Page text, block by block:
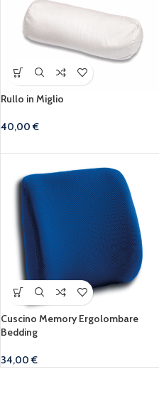
Rullo in Miglio
40,00€
Cuscino Memory Ergolombare
Bedding
34,00€